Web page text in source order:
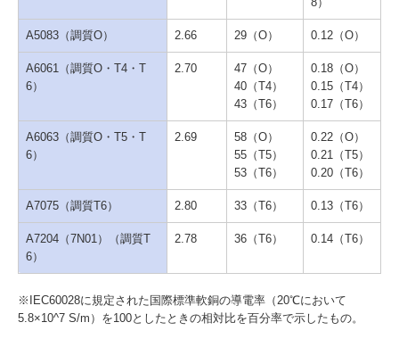
A5083（調質O） 2.66 29（O） 0.12（O）
A6061（調質O・T4・T
6）
2.70
47（O）
40（T4）
43（T6）
0.18（O）
0.15（T4）
0.17（T6）
A6063（調質O・T5・T
6）
2.69
58（O）
55（T5）
53（T6）
0.22（O）
0.21（T5）
0.20（T6）
A7075（調質T6） 2.80 33（T6） 0.13（T6）
A7204（7N01）（調質T
6）
2.78 36（T6） 0.14（T6）
※IEC60028に規定された国際標準軟銅の導電率（20℃において
5.8×10^7 S/m）を100としたときの相対比を百分率で示したもの。